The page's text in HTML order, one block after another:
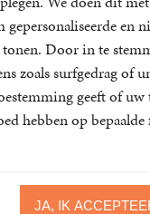
gepersonaliseerde en
Door in te
zoals surfgedrag of
geeft of
hebben op bepaalde
JA, IK
naar Bali